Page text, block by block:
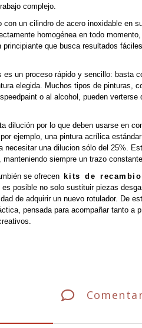
complejo.
con un cilindro de acero inoxidable en
homogénea en todo
que busca resultados
es un proceso rápido y sencillo: basta
elegida. Muchos tipos de pinturas,
o al alcohol, pueden
dilución por lo que deben usarse en
ejemplo, una pintura acrílica
necesitar una dilucion sólo del 25%.
siempre un trazo
se ofrecen
kits de
posible no solo sustituir piezas
de adquirir un nuevo rotulador. De
pensada para acompañar tanto a